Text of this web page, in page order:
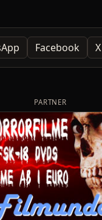
Facebook X
PARTNER